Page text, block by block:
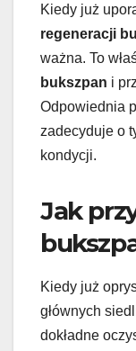
Kiedy już
regeneracji
ważna. To
bukszpan i
Odpowiednia
zadecyduje o
kondycji.
Jak
Kiedy już
głównych
dokładne